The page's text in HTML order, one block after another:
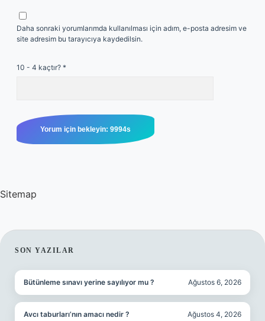
Daha sonraki yorumlarımda kullanılması için adım, e-posta adresim ve
site adresim bu tarayıcıya kaydedilsin.
10 - 4 kaçtır? *
Sitemap
SIDEBAR
SON YAZILAR
Bütünleme sınavı yerine sayılıyor mu ? Ağustos 6, 2026
Avcı taburları’nın amacı nedir ? Ağustos 4, 2026